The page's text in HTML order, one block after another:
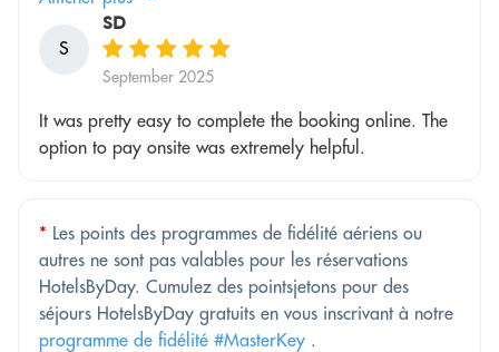
S
SD
September 2025
It was pretty easy to complete the booking online. The
option to pay onsite was extremely helpful.
* Les points des programmes de fidélité aériens ou
autres ne sont pas valables pour les réservations
HotelsByDay. Cumulez des pointsjetons pour des
séjours HotelsByDay gratuits en vous inscrivant à notre
programme de fidélité #MasterKey .